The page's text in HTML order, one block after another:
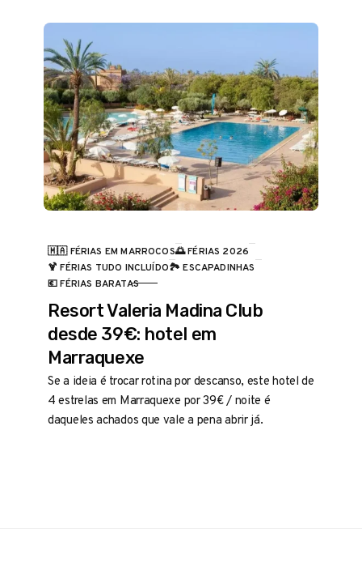
CATEGORIA
🇲🇦 FÉRIAS EM MARROCOS🌅 FÉRIAS 2026
🍹 FÉRIAS TUDO INCLUÍDO🏞️ ESCAPADINHAS
💶 FÉRIAS BARATAS
Resort Valeria Madina Club
desde 39€: hotel em
Marraquexe
Se a ideia é trocar rotina por descanso, este hotel de
4 estrelas em Marraquexe por 39€ / noite é
daqueles achados que vale a pena abrir já.